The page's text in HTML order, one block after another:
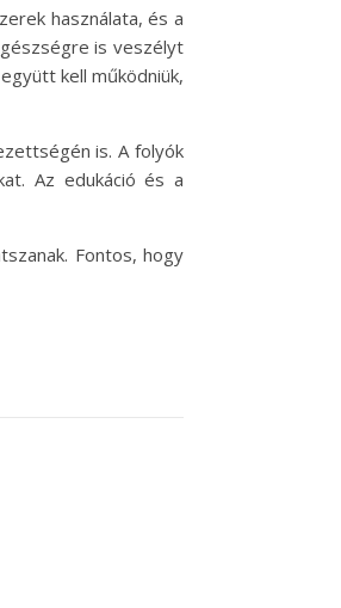
használata, és a
is veszélyt
kell működniük,
is. A folyók
Az edukáció és a
Fontos, hogy